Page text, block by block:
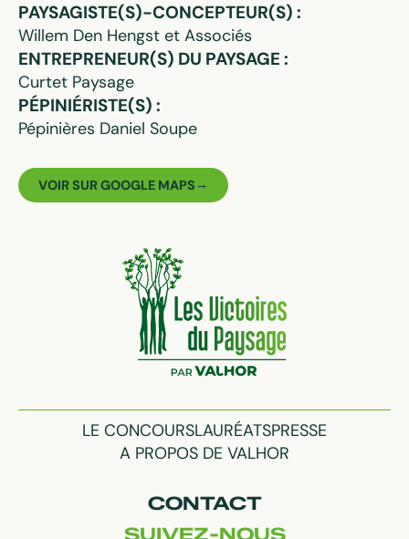
PAYSAGISTE(S)-CONCEPTEUR(S) :
Willem Den Hengst et Associés
ENTREPRENEUR(S) DU PAYSAGE :
Curtet Paysage
PÉPINIÉRISTE(S) :
Pépinières Daniel Soupe
VOIR SUR GOOGLE MAPS
LE CONCOURSLAURÉATSPRESSE
A PROPOS DE VALHOR
CONTACT
SUIVEZ-NOUS